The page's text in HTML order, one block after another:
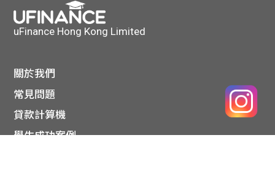
uFinance Hong Kong Limited
關於我們
常見問題
貸款計算機
學生成功案例